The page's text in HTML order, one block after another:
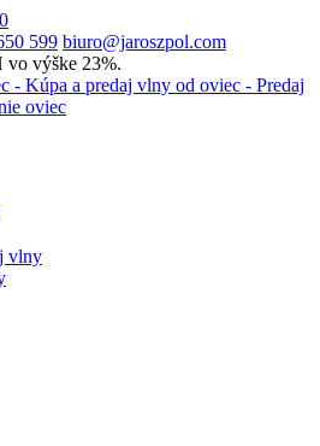
599 biuro@jaroszpol.com
vo výške 23%.
vlny